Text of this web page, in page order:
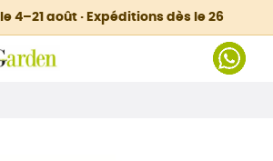
4–21 août · Expéditions dès le 26